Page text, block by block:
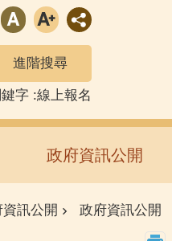
進階搜尋
字 線上報名
政府資訊公開
訊公開 政府資訊公開